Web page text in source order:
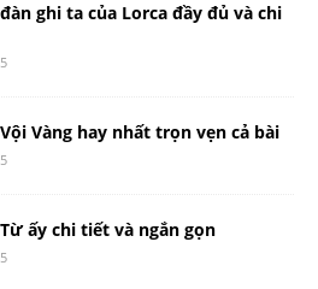
ghi ta của Lorca đầy đủ và chi
Vàng hay nhất trọn vẹn cả bài
ấy chi tiết và ngắn gọn